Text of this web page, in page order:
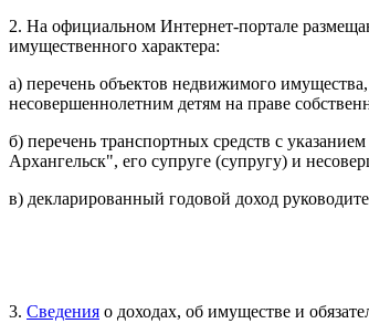
2. На официальном Интернет-портале
имущественного характера:
а) перечень объектов недвижимого
несовершеннолетним детям на праве
б) перечень транспортных средств с
Архангельск", его супруге (супругу) и
в) декларированный годовой доход
3. Сведения о доходах, об имуществе и